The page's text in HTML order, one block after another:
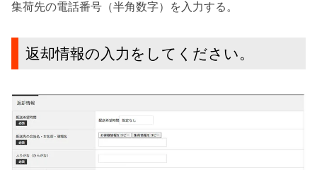
集荷先の電話番号（半角数字）を入力する。
返却情報の入力をしてください。